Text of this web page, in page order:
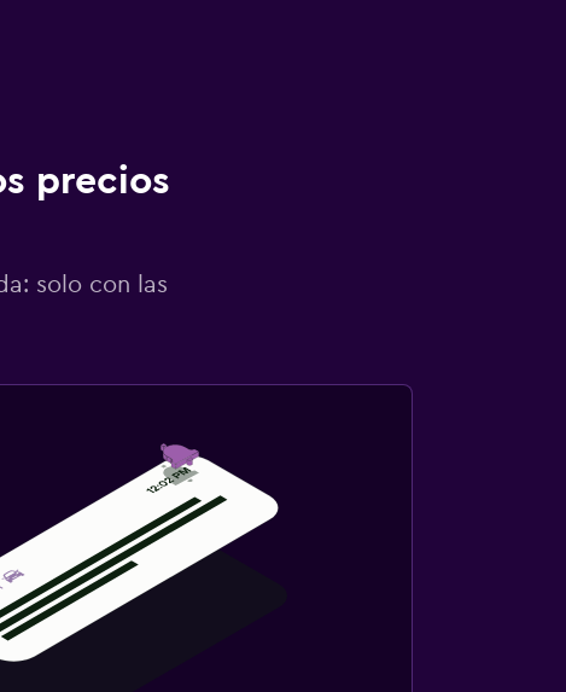
precios
solo con las